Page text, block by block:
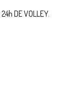
DE VOLLEY.